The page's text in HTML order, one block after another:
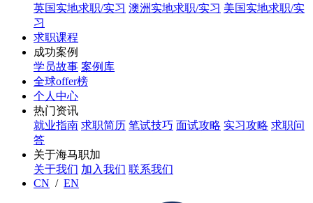
英国实地求职/实习 澳洲实地求职/实习 美国实地求职/实
习
求职课程
成功案例
学员故事 案例库
全球offer榜
个人中心
热门资讯
就业指南 求职简历 笔试技巧 面试攻略 实习攻略 求职问
答
关于海马职加
关于我们 加入我们 联系我们
CN / EN